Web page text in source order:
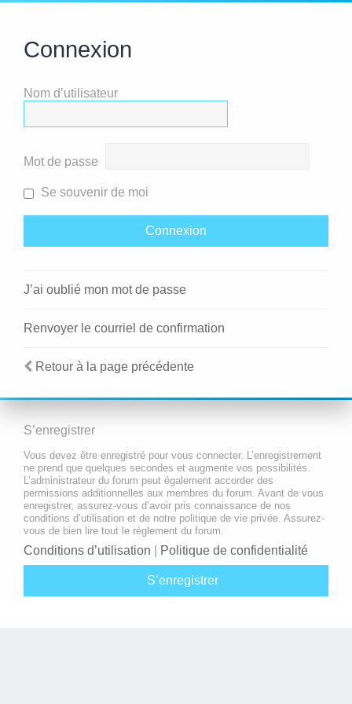
Connexion
Nom d’utilisateur
Mot de passe
Se souvenir de moi
J’ai oublié mon mot de passe
Renvoyer le courriel de confirmation
Retour à la page précédente
S’enregistrer
Vous devez être enregistré pour vous connecter. L’enregistrement
ne prend que quelques secondes et augmente vos possibilités.
L’administrateur du forum peut également accorder des
permissions additionnelles aux membres du forum. Avant de vous
enregistrer, assurez-vous d’avoir pris connaissance de nos
conditions d’utilisation et de notre politique de vie privée. Assurez-
vous de bien lire tout le règlement du forum.
Conditions d’utilisation Politique de confidentialité
S’enregistrer